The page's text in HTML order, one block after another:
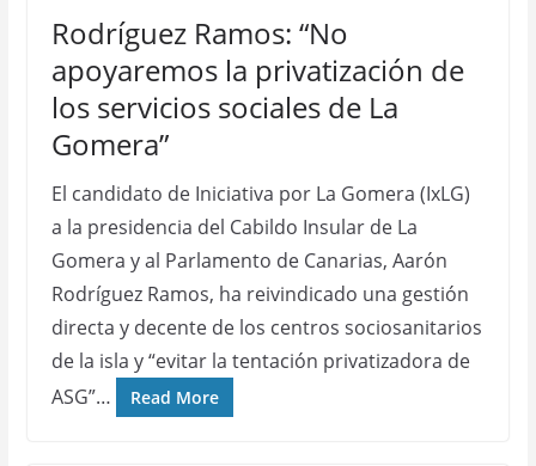
Rodríguez Ramos: “No
apoyaremos la privatización de
los servicios sociales de La
Gomera”
El candidato de Iniciativa por La Gomera (IxLG)
a la presidencia del Cabildo Insular de La
Gomera y al Parlamento de Canarias, Aarón
Rodríguez Ramos, ha reivindicado una gestión
directa y decente de los centros sociosanitarios
de la isla y “evitar la tentación privatizadora de
ASG”…
Read More